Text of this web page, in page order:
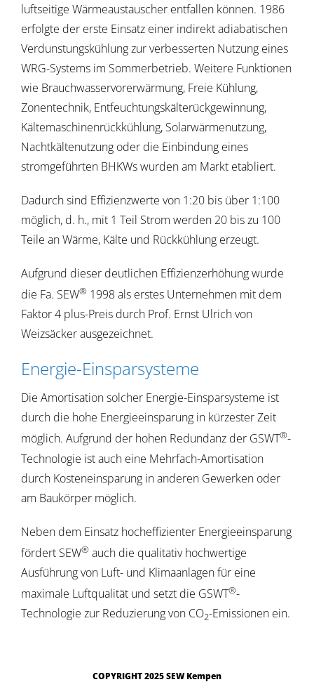
luftseitige Wärmeaustauscher entfallen können. 1986
erfolgte der erste Einsatz einer indirekt adiabatischen
Verdunstungskühlung zur verbesserten Nutzung eines
WRG-Systems im Sommerbetrieb. Weitere Funktionen
wie Brauchwasservorerwärmung, Freie Kühlung,
Zonentechnik, Entfeuchtungskälterückgewinnung,
Kältemaschinenrückkühlung, Solarwärmenutzung,
Nachtkältenutzung oder die Einbindung eines
stromgeführten BHKWs wurden am Markt etabliert.
Dadurch sind Effizienzwerte von 1:20 bis über 1:100
möglich, d. h., mit 1 Teil Strom werden 20 bis zu 100
Teile an Wärme, Kälte und Rückkühlung erzeugt.
Aufgrund dieser deutlichen Effizienzerhöhung wurde
die Fa. SEW®1998 als erstes Unternehmen mit dem
Faktor 4 plus-Preis durch Prof. Ernst Ulrich von
Weizsäcker ausgezeichnet.
Energie-Einsparsysteme
Die Amortisation solcher Energie-Einsparsysteme ist
durch die hohe Energieeinsparung in kürzester Zeit
möglich. Aufgrund der hohen Redundanz der GSWT®-
Technologie ist auch eine Mehrfach-Amortisation
durch Kosteneinsparung in anderen Gewerken oder
am Baukörper möglich.
Neben dem Einsatz hocheffizienter Energieeinsparung
fördert SEW®auch die qualitativ hochwertige
Ausführung von Luft- und Klimaanlagen für eine
maximale Luftqualität und setzt die GSWT®-
Technologie zur Reduzierung von CO2-Emissionen ein.
COPYRIGHT 2025 SEW Kempen